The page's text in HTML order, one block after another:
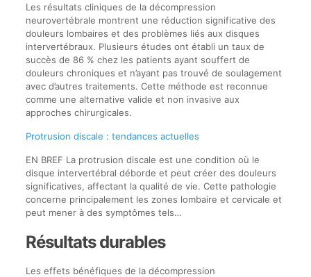
Les résultats cliniques de la décompression
neurovertébrale montrent une réduction significative des
douleurs lombaires et des problèmes liés aux disques
intervertébraux. Plusieurs études ont établi un taux de
succès de 86 % chez les patients ayant souffert de
douleurs chroniques et n’ayant pas trouvé de soulagement
avec d’autres traitements. Cette méthode est reconnue
comme une alternative valide et non invasive aux
approches chirurgicales.
Protrusion discale : tendances actuelles
EN BREF La protrusion discale est une condition où le
disque intervertébral déborde et peut créer des douleurs
significatives, affectant la qualité de vie. Cette pathologie
concerne principalement les zones lombaire et cervicale et
peut mener à des symptômes tels…
Résultats durables
Les effets bénéfiques de la décompression